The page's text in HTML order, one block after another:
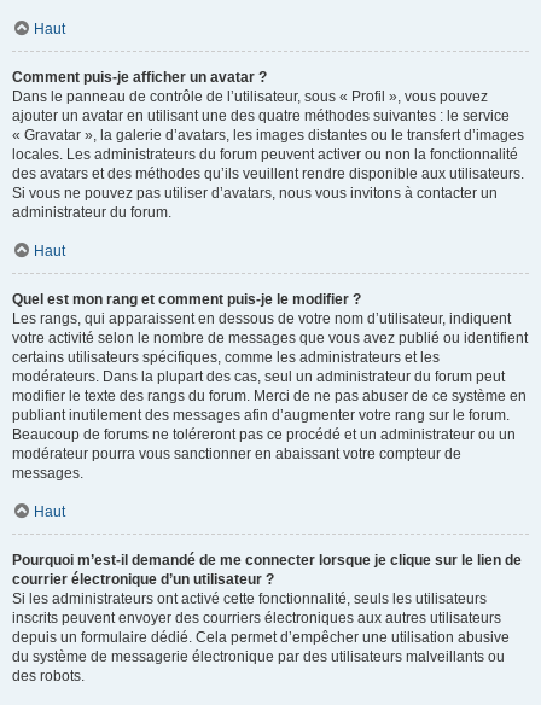
Haut
Comment puis-je afficher un avatar ?
Dans le panneau de contrôle de l’utilisateur, sous « Profil », vous pouvez
ajouter un avatar en utilisant une des quatre méthodes suivantes : le service
« Gravatar », la galerie d’avatars, les images distantes ou le transfert d’images
locales. Les administrateurs du forum peuvent activer ou non la fonctionnalité
des avatars et des méthodes qu’ils veuillent rendre disponible aux utilisateurs.
Si vous ne pouvez pas utiliser d’avatars, nous vous invitons à contacter un
administrateur du forum.
Haut
Quel est mon rang et comment puis-je le modifier ?
Les rangs, qui apparaissent en dessous de votre nom d’utilisateur, indiquent
votre activité selon le nombre de messages que vous avez publié ou identifient
certains utilisateurs spécifiques, comme les administrateurs et les
modérateurs. Dans la plupart des cas, seul un administrateur du forum peut
modifier le texte des rangs du forum. Merci de ne pas abuser de ce système en
publiant inutilement des messages afin d’augmenter votre rang sur le forum.
Beaucoup de forums ne toléreront pas ce procédé et un administrateur ou un
modérateur pourra vous sanctionner en abaissant votre compteur de
messages.
Haut
Pourquoi m’est-il demandé de me connecter lorsque je clique sur le lien de
courrier électronique d’un utilisateur ?
Si les administrateurs ont activé cette fonctionnalité, seuls les utilisateurs
inscrits peuvent envoyer des courriers électroniques aux autres utilisateurs
depuis un formulaire dédié. Cela permet d’empêcher une utilisation abusive
du système de messagerie électronique par des utilisateurs malveillants ou
des robots.